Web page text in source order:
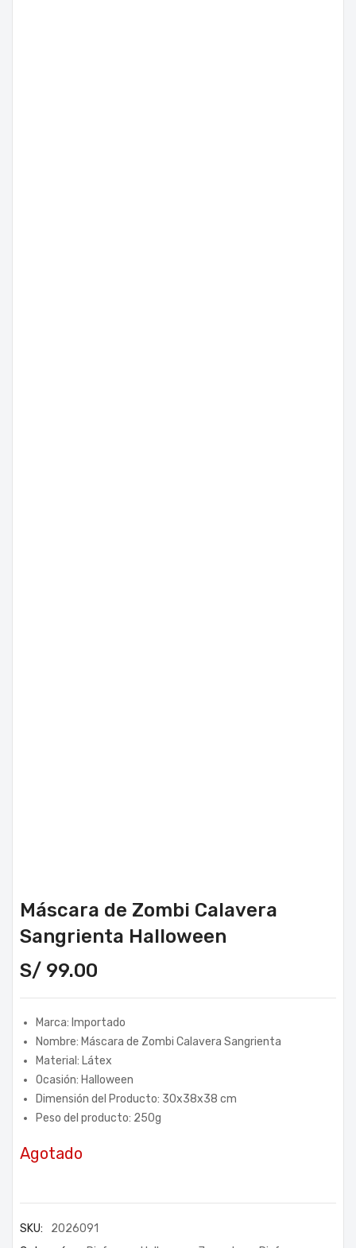
Máscara de Zombi Calavera
Sangrienta Halloween
S/ 99.00
Marca: Importado
Nombre: Máscara de Zombi Calavera Sangrienta
Material: Látex
Ocasión: Halloween
Dimensión del Producto: 30x38x38 cm
Peso del producto: 250g
Agotado
SKU:
2026091